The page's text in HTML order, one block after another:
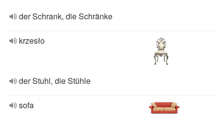
der Schrank, die Schränke
krzesło
der Stuhl, die Stühle
sofa